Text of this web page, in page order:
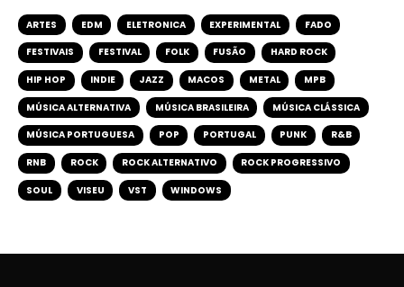
ARTES EDM ELETRONICA EXPERIMENTAL FADO
FESTIVAIS FESTIVAL FOLK FUSÃO HARD ROCK
HIP HOP INDIE JAZZ MACOS METAL MPB
MÚSICA ALTERNATIVA MÚSICA BRASILEIRA MÚSICA CLÁSSICA
MÚSICA PORTUGUESA POP PORTUGAL PUNK R&B
RNB ROCK ROCK ALTERNATIVO ROCK PROGRESSIVO
SOUL VISEU VST WINDOWS